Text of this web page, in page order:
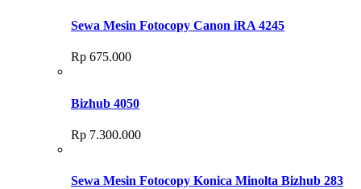
Sewa Mesin Fotocopy Canon iRA 4245
Rp 675.000
Bizhub 4050
Rp 7.300.000
Sewa Mesin Fotocopy Konica Minolta Bizhub 283